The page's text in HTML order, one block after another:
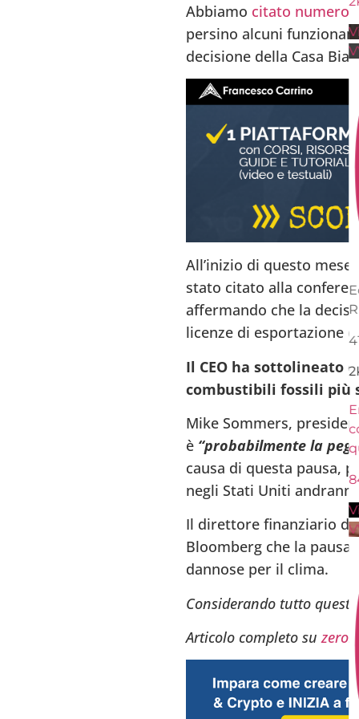
Abbiamo citato
persino alcuni
decisione della Casa
All’inizio di questo
stato citato alla
affermando che la
licenze di esportazione
Il CEO ha sottolineato
combustibili fossili più
Mike Sommers,
è “probabilmente la
causa di questa pausa,
negli Stati Uniti andranno
Il direttore finanziario di
Bloomberg che la pausa
dannose per il clima.
Considerando tutto
Articolo completo su